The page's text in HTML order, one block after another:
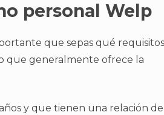
personal Welp
que sepas qué requisitos
que generalmente ofrece la
y que tienen una relación de